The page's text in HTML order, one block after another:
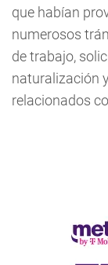
que habían
numerosos
de trabajo,
naturalización
relacionados